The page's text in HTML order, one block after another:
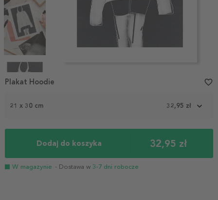
1
21 x 30 cm 32,95 zł
Dodaj do koszyka 32,95 zł
W magazynie - Dostawa w 3-7 dni robocze
Plakat Hoodie favorite_border